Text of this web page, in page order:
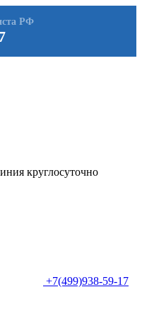
РФ
круглосуточно
+7(499)938-59-17